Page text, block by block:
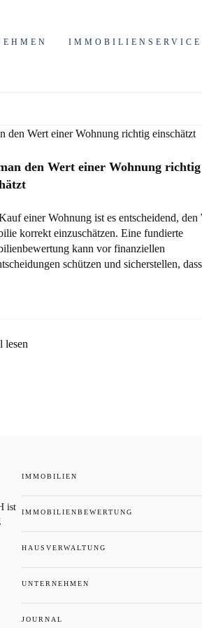
IMMOBILIENSERVICE
den Wert einer Wohnung richtig
einer Wohnung ist es entscheidend, den
korrekt einzuschätzen. Eine fundierte
kann vor finanziellen
schützen und sicherstellen,
lesen
ist
IMMOBILIEN
IMMOBILIENBEWERTUNG
HAUSVERWALTUNG
UNTERNEHMEN
JOURNAL